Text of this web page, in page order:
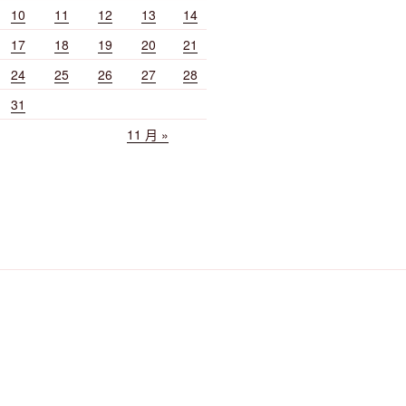
10 11 12 13
14
17 18 19 20
21
24 25 26 27
28
31
11 月 »